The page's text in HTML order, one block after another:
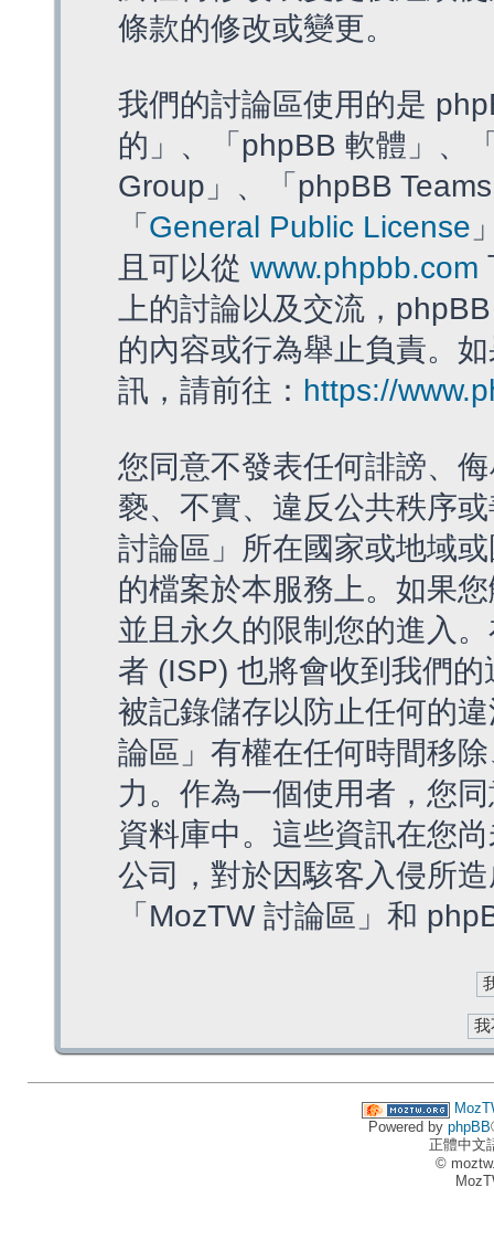
條款的修改或變更。
我們的討論區使用的是
的」、「phpBB 軟體」、
Group」、「phpBB
「 General Public License
且可以從 www.phpbb.com
上的討論以及交流，
的內容或行為舉止負責。
訊，請前往： https://
您同意不發表任何誹謗、
褻、不實、違反公共秩序
討論區」所在國家或地域
的檔案於本服務上。如果
並且永久的限制您的進入
者 (ISP) 也將會收到我們
被記錄儲存以防止任何的
論區」有權在任何時間移
力。作為一個使用者，您
資料庫中。這些資訊在您
公司，對於因駭客入侵所
「MozTW 討論區」和
Powered by phpBB
正體中文
©